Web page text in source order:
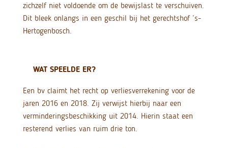
zichzelf niet voldoende om de bewijslast te verschuiven.
Dit bleek onlangs in een geschil bij het gerechtshof ’s-
Hertogenbosch.
WAT SPEELDE ER?
Een bv claimt het recht op verliesverrekening voor de
jaren 2016 en 2018. Zij verwijst hierbij naar een
verminderingsbeschikking uit 2014. Hierin staat een
resterend verlies van ruim drie ton.